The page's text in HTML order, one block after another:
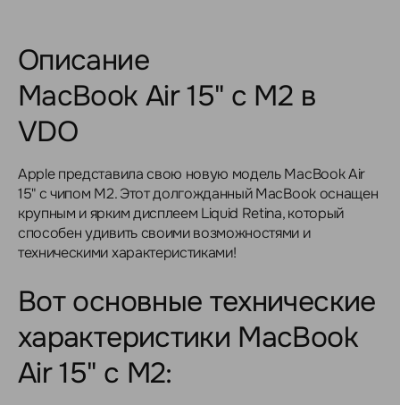
Описание
MacBook Air 15" с M2 в
VDO
Apple представила свою новую модель MacBook Air
15" с чипом M2. Этот долгожданный MacBook оснащен
крупным и ярким дисплеем Liquid Retina, который
способен удивить своими возможностями и
техническими характеристиками!
Вот основные технические
характеристики MacBook
Air 15" с M2: